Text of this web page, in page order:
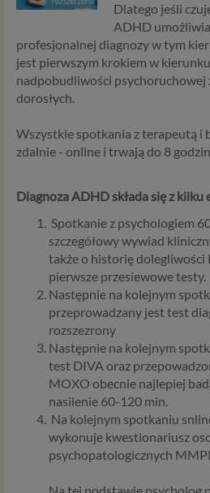
Dlatego jeśli
ADHD
profesjonalnej diagnozy w tym
jest pierwszym krokiem w
nadpobudliwości psychoruchowej
dorosłych.
Wszystkie spotkania z terapeutą i
zdalnie - online i trwają do 8
Diagnoza ADHD składa się z kilku
Spotkanie z psychologiem
szczegółowy wywiad
także o historię dolegliwości
pierwsze przesiewowe testy.
Następnie na kolejnym
przeprowadzany jest test
rozszezrony
Następnie na kolejnym
test DIVA oraz
MOXO obecnie najlepiej
nasilenie 60-120 min.
Na kolejnym spotkaniu
wykonuje kwestionariusz
psychopatologicznych